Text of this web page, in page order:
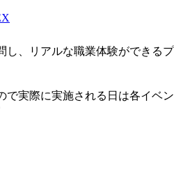
し、リアルな職業体験ができるプ
で実際に実施される日は各イベン